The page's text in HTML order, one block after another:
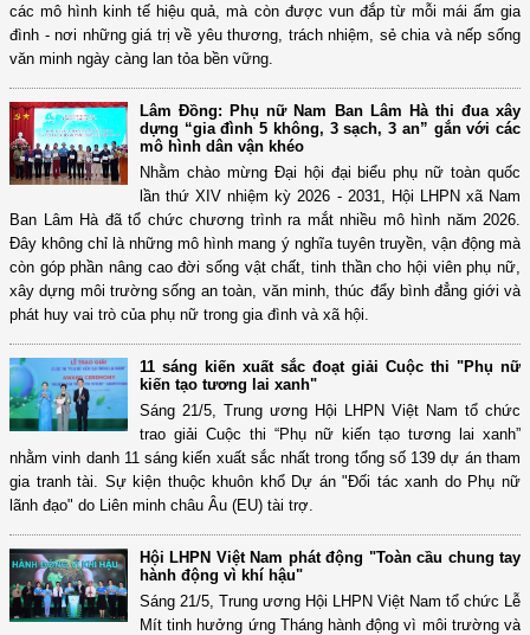
các mô hình kinh tế hiệu quả, mà còn được vun đắp từ mỗi mái ấm gia
đình - nơi những giá trị về yêu thương, trách nhiệm, sẻ chia và nếp sống
văn minh ngày càng lan tỏa bền vững.
Lâm Đồng: Phụ nữ Nam Ban Lâm Hà thi đua xây
dựng “gia đình 5 không, 3 sạch, 3 an” gắn với các
mô hình dân vận khéo
Nhằm chào mừng Đại hội đại biểu phụ nữ toàn quốc
lần thứ XIV nhiệm kỳ 2026 - 2031, Hội LHPN xã Nam
Ban Lâm Hà đã tổ chức chương trình ra mắt nhiều mô hình năm 2026.
Đây không chỉ là những mô hình mang ý nghĩa tuyên truyền, vận động mà
còn góp phần nâng cao đời sống vật chất, tinh thần cho hội viên phụ nữ,
xây dựng môi trường sống an toàn, văn minh, thúc đẩy bình đẳng giới và
phát huy vai trò của phụ nữ trong gia đình và xã hội.
11 sáng kiến xuất sắc đoạt giải Cuộc thi "Phụ nữ
kiến tạo tương lai xanh"
Sáng 21/5, Trung ương Hội LHPN Việt Nam tổ chức
trao giải Cuộc thi “Phụ nữ kiến tạo tương lai xanh”
nhằm vinh danh 11 sáng kiến xuất sắc nhất trong tổng số 139 dự án tham
gia tranh tài. Sự kiện thuộc khuôn khổ Dự án "Đối tác xanh do Phụ nữ
lãnh đạo" do Liên minh châu Âu (EU) tài trợ.
Hội LHPN Việt Nam phát động "Toàn cầu chung tay
hành động vì khí hậu"
Sáng 21/5, Trung ương Hội LHPN Việt Nam tổ chức Lễ
Mít tinh hưởng ứng Tháng hành động vì môi trường và